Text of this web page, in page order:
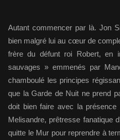
Autant commencer par là. Jon
bien malgré lui au cœur de
frère du défunt roi Robert, en
sauvages » emmenés par
chamboulé les principes
que la Garde de Nuit ne prend
doit bien faire avec la
Melisandre, prêtresse fanatique
quitte le Mur pour reprendre à